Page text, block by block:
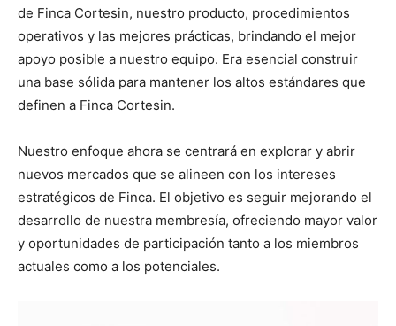
de Finca Cortesin, nuestro producto, procedimientos
operativos y las mejores prácticas, brindando el mejor
apoyo posible a nuestro equipo. Era esencial construir
una base sólida para mantener los altos estándares que
definen a Finca Cortesin.
Nuestro enfoque ahora se centrará en explorar y abrir
nuevos mercados que se alineen con los intereses
estratégicos de Finca. El objetivo es seguir mejorando el
desarrollo de nuestra membresía, ofreciendo mayor valor
y oportunidades de participación tanto a los miembros
actuales como a los potenciales.